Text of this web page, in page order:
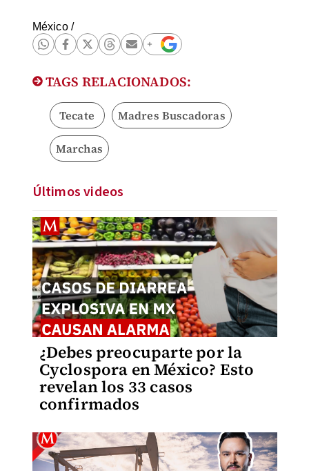
México/
TAGS RELACIONADOS:
Tecate Madres Buscadoras
Marchas
Últimos videos
¿Debes preocuparte por la
Cyclospora en México? Esto
revelan los 33 casos
confirmados